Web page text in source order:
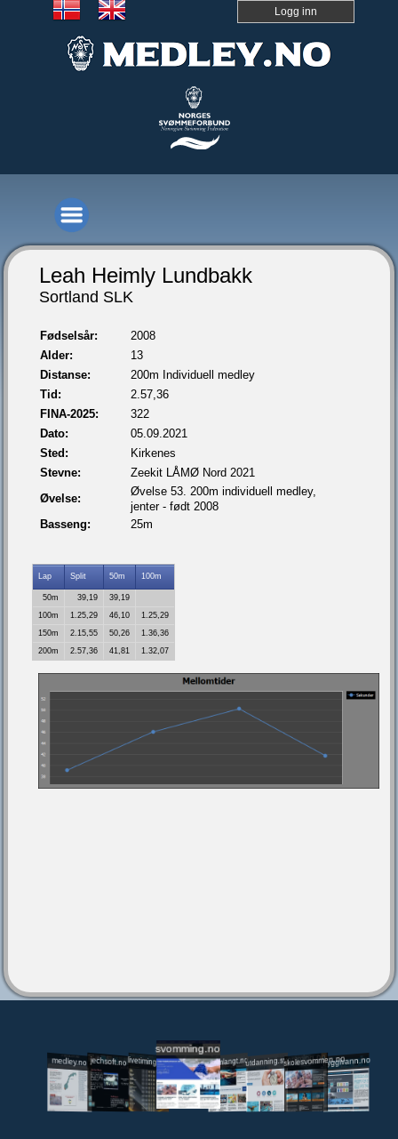
Logg inn
Leah Heimly Lundbakk
Sortland SLK
Fødselsår:
2008
Alder:
13
Distanse:
200m Individuell medley
Tid:
2.57,36
FINA-2025:
322
Dato:
05.09.2021
Sted:
Kirkenes
Stevne:
Zeekit LÅMØ Nord 2021
Øvelse:
Øvelse 53. 200m individuell medley,
jenter - født 2008
Basseng:
25m
Lap Split 50m 100m
50m 39,19
39,19
100m
1.25,29 46,10
1.25,29
150m
2.15,55 50,26
1.36,36
200m
2.57,36 41,81 1.32,07
medley.no jechsoft.nolivetiming.medley.no
svomming.no
svomlangt.noutdanning.svomming.no
skolesvommen.notryggivann.no